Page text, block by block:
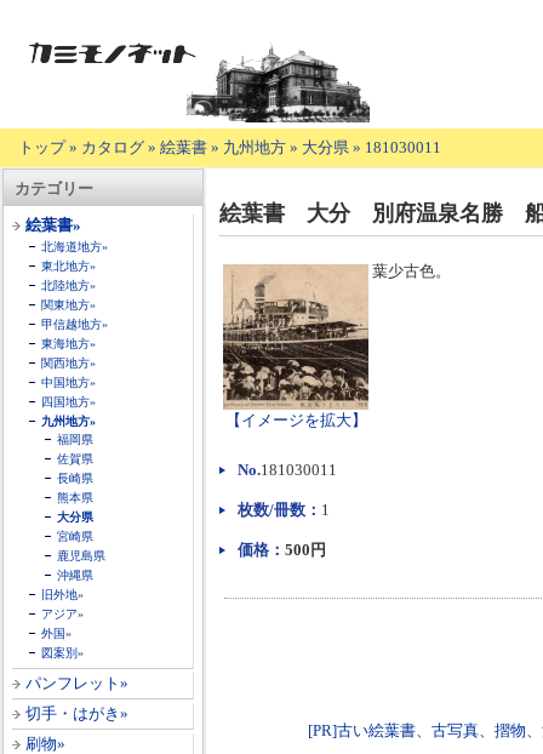
トップ» カタログ » 絵葉書 » 九州地方 » 大分県 » 181030011
カテゴリー
絵葉書»
北海道地方»
東北地方»
北陸地方»
関東地方»
甲信越地方»
東海地方»
関西地方»
中国地方»
四国地方»
九州地方»
福岡県
佐賀県
長崎県
熊本県
大分県
宮崎県
鹿児島県
沖縄県
旧外地»
アジア»
外国»
図案別»
パンフレット»
切手・はがき»
刷物»
品
の
明】
絵葉書 大分 別府温泉名勝
【イメージを拡大】
葉少古色。
No.181030011
枚数/冊数： 1
価格：500円
[PR]古い絵葉書、古写真、摺物